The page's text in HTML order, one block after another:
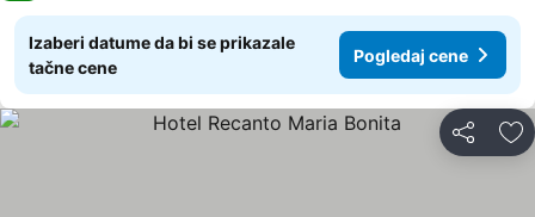
Izaberi datume da bi se prikazale
tačne cene
Pogledaj cene
Deli